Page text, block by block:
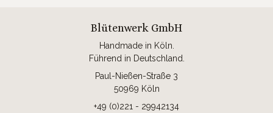
Blütenwerk GmbH
Handmade in Köln.
Führend in Deutschland.
Paul-Nießen-Straße 3
50969 Köln
+49 (0)221 - 29942134